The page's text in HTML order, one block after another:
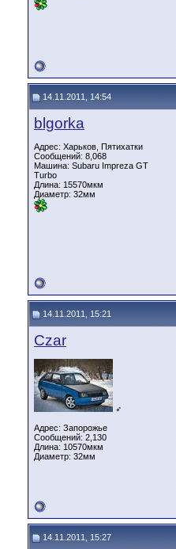
14.11.2011, 14:54
blgorka
Адрес: Харьков, Пятихатки
Сообщений: 8,068
Машина: Subaru Impreza GT
Turbo
Длина: 15570мкм
Диаметр: 32мм
14.11.2011, 15:21
Czar
♂
Адрес: Запорожье
Сообщений: 2,130
Длина: 10570мкм
Диаметр: 32мм
14.11.2011, 15:27